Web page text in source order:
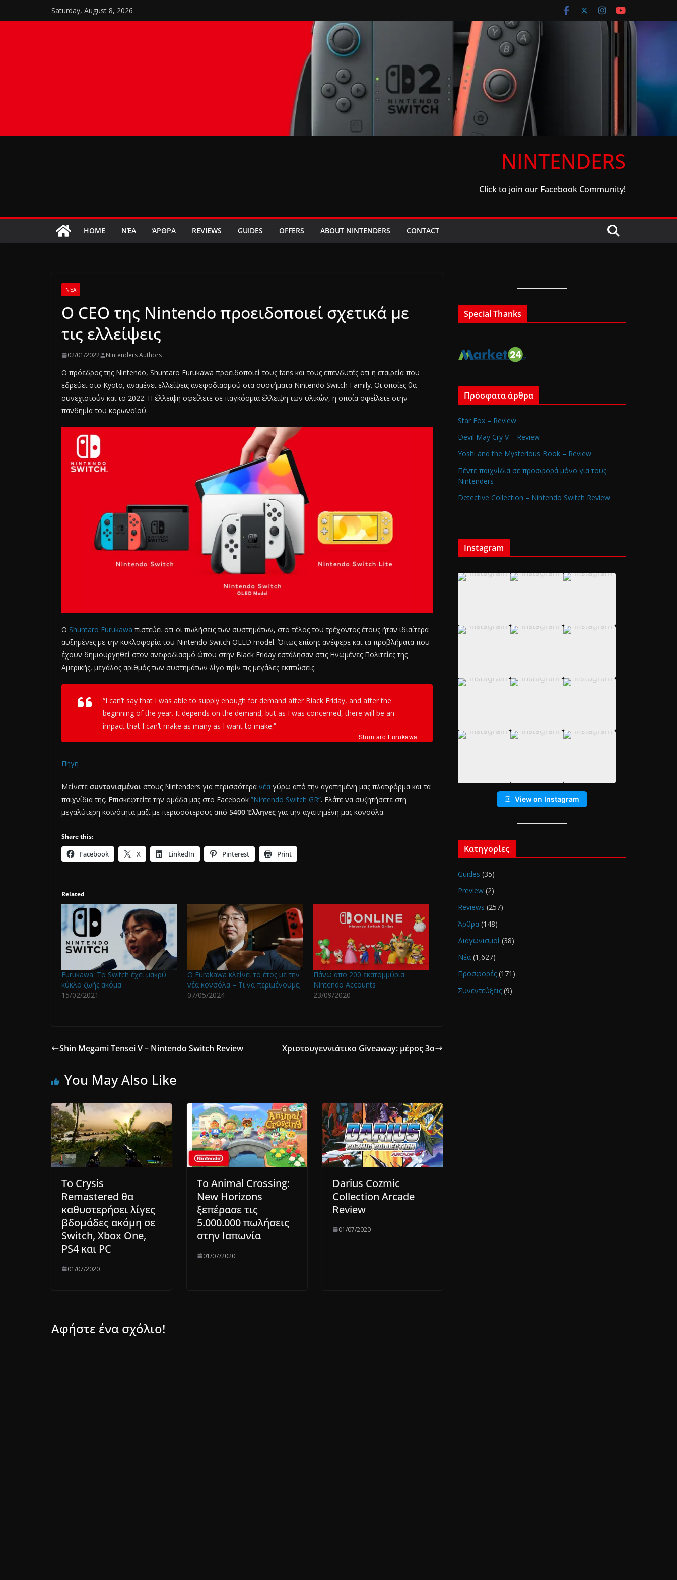
to
Saturday, August 8, 2026
NINTENDERS
Click to join our Facebook Community!
HOME ΝΈΑ ΆΡΘΡΑ REVIEWS GUIDES OFFERS ABOUT NINTENDERS CONTACT
ΝΈΑ
Ο CEO της Nintendo προειδοποιεί σχετικά με
τις ελλείψεις
02/01/2022 Nintenders Authors
Ο πρόεδρος της Nintendo, Shuntaro Furukawa προειδοποιεί τους fans και τους επενδυτές οτι η εταιρεία που
εδρεύει στο Kyoto, αναμένει ελλείψεις ανεφοδιασμού στα συστήματα Nintendo Switch Family. Οι οποίες θα
συνεχιστούν και το 2022. Η έλλειψη οφείλετε σε παγκόσμια έλλειψη των υλικών, η οποία οφείλετε στην
πανδημία του κορωνοϊού.
Ο Shuntaro Furukawa πιστεύει οτι οι πωλήσεις των συστημάτων, στο τέλος του τρέχοντος έτους ήταν ιδιαίτερα
αυξημένες με την κυκλοφορία του Nintendo Switch OLED model. Όπως επίσης ανέφερε και τα προβλήματα που
έχουν δημιουργηθεί στον ανεφοδιασμό ώπου στην Black Friday εστάλησαν στις Ηνωμένες Πολιτείες της
Αμερικής, μεγάλος αριθμός των συστημάτων λίγο πρίν τις μεγάλες εκπτώσεις.
“I can’t say that I was able to supply enough for demand after Black Friday, and after the
beginning of the year. It depends on the demand, but as I was concerned, there will be an
impact that I can’t make as many as I want to make.”
Shuntaro Furukawa
Πηγή
Μείνετε συντονισμένοι στους Nintenders για περισσότερα νέα γύρω από την αγαπημένη μας πλατφόρμα και τα
παιχνίδια της. Επισκεφτείτε την ομάδα μας στο Facebook ”Nintendo Switch GR”. Ελάτε να συζητήσετε στη
μεγαλύτερη κοινότητα μαζί με περισσότερους από 5400 Έλληνες για την αγαπημένη μας κονσόλα.
Share this:
Facebook X LinkedIn Pinterest Print
Related
Furukawa: Tο Switch έχει μακρύ
κύκλο ζωής ακόμα
15/02/2021
O Furakawa κλείνει το έτος με την
νέα κονσόλα – Τι να περιμένουμε;
07/05/2024
Πάνω απο 200 εκατομμύρια
Nintendo Accounts
23/09/2020
Shin Megami Tensei V – Nintendo Switch Review Χριστουγεννιάτικο Giveaway: μέρος 3ο
You May Also Like
Το Crysis
Remastered θα
καθυστερήσει λίγες
βδομάδες ακόμη σε
Switch, Xbox One,
PS4 και PC
01/07/2020
Το Animal Crossing:
New Horizons
ξεπέρασε τις
5.000.000 πωλήσεις
στην Ιαπωνία
01/07/2020
Darius Cozmic
Collection Arcade
Review
01/07/2020
Αφήστε ένα σχόλιο!
Special Thanks
Πρόσφατα άρθρα
Star Fox – Review
Devil May Cry V – Review
Yoshi and the Mysterious Book – Review
Πέντε παιχνίδια σε προσφορά μόνο για τους
Nintenders
Detective Collection – Nintendo Switch Review
Instagram
View on Instagram
Κατηγορίες
Guides (35)
Preview (2)
Reviews (257)
Άρθρα (148)
Διαγωνισμοί (38)
Νέα (1,627)
Προσφορές (171)
Συνεντεύξεις (9)